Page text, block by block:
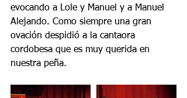
evocando a Lole y Manuel y a Manuel
Alejando. Como siempre una gran
ovación despidió a la cantaora
cordobesa que es muy querida en
nuestra peña.